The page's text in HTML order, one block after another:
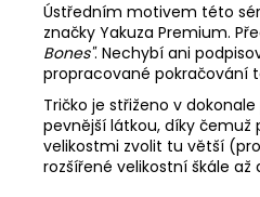
Ústředním motivem této
značky Yakuza Premium.
Bones". Nechybí ani
propracované pokračování
Tričko je střiženo v
pevnější látkou, díky
velikostmi zvolit tu větší
rozšířené velikostní škále